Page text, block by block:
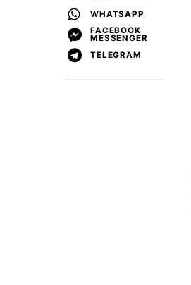
WHATSAPP
FACEBOOK
MESSENGER
TELEGRAM